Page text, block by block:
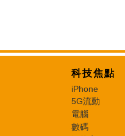
科技焦點
iPhone
5G流動
電腦
數碼